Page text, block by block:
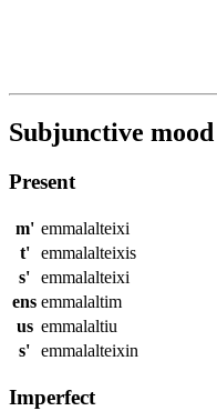
Subjunctive mood
Present
m' emmalalteixi
t'
emmalalteixis
s' emmalalteixi
ens emmalaltim
us emmalaltiu
s' emmalalteixin
Imperfect